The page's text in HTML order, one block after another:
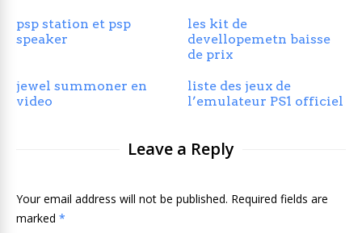
psp station et psp
speaker
les kit de
devellopemetn baisse
de prix
jewel summoner en
video
liste des jeux de
l’emulateur PS1 officiel
Leave a Reply
Your email address will not be published. Required fields are
marked *